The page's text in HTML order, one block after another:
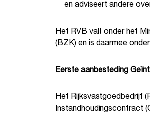
en adviseert andere
Het RVB valt onder het
(BZK) en is daarmee
Eerste aanbesteding
Het Rijksvastgoedbedrijf
Instandhoudingscontract